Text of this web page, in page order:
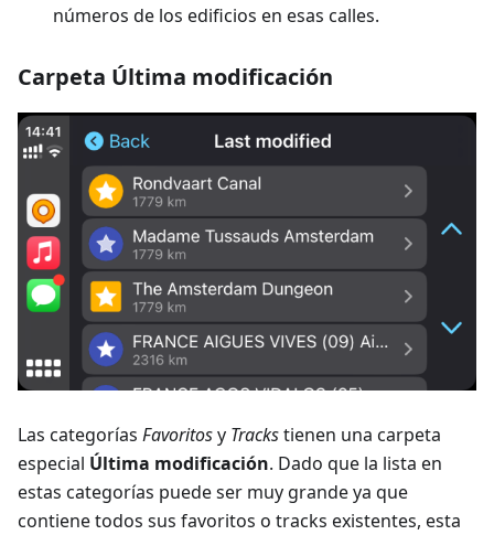
números de los edificios en esas calles.
Carpeta Última modificación
Las categorías Favoritosy Trackstienen una carpeta
especial Última modificación. Dado que la lista en
estas categorías puede ser muy grande ya que
contiene todos sus favoritos o tracks existentes, esta